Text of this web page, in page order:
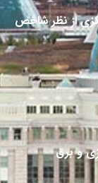
از نظر شاخص
و برق